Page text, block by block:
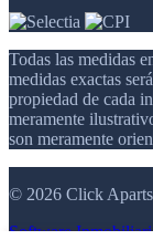
Todas las medidas
medidas exactas
propiedad de cada
meramente
son meramente
© 2026 Click
Software